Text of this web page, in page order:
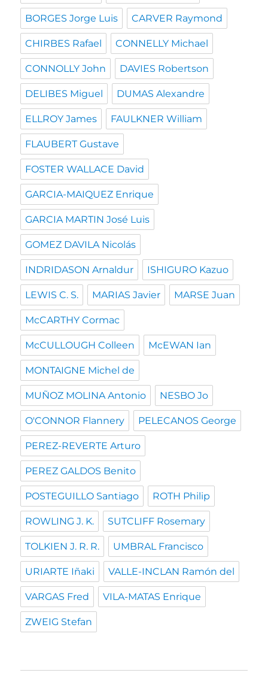
BORGES Jorge Luis CARVER Raymond
CHIRBES Rafael CONNELLY Michael
CONNOLLY John DAVIES Robertson
DELIBES Miguel DUMAS Alexandre
ELLROY James FAULKNER William
FLAUBERT Gustave
FOSTER WALLACE David
GARCIA-MAIQUEZ Enrique
GARCIA MARTIN José Luis
GOMEZ DAVILA Nicolás
INDRIDASON Arnaldur ISHIGURO Kazuo
LEWIS C. S. MARIAS Javier MARSE Juan
McCARTHY Cormac
McCULLOUGH Colleen McEWAN Ian
MONTAIGNE Michel de
MUÑOZ MOLINA Antonio NESBO Jo
O'CONNOR Flannery PELECANOS George
PEREZ-REVERTE Arturo
PEREZ GALDOS Benito
POSTEGUILLO Santiago ROTH Philip
ROWLING J. K. SUTCLIFF Rosemary
TOLKIEN J. R. R. UMBRAL Francisco
URIARTE Iñaki VALLE-INCLAN Ramón del
VARGAS Fred VILA-MATAS Enrique
ZWEIG Stefan